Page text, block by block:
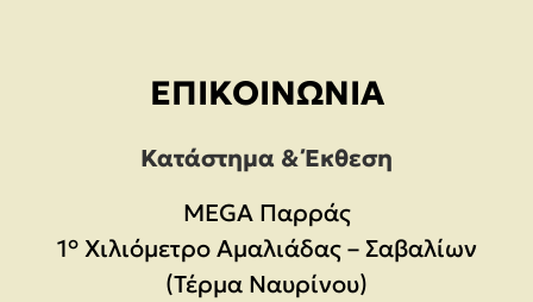
ΕΠΙΚΟΙΝΩΝΊΑ
Κατάστημα & Έκθεση
MEGA Παρράς
1° Χιλιόμετρο Αμαλιάδας – Σαβαλίων
(Τέρμα Ναυρίνου)